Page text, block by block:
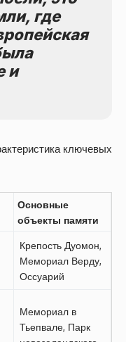
где
и
ключевых
Основные
объекты памяти
Крепость Дуомон,
Мемориал Верду,
Оссуарий
Мемориал в
Тьепвале, Парк